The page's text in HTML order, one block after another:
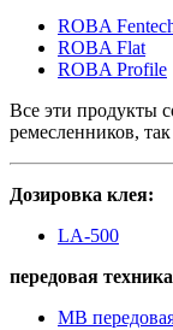
ROBA
ROBA Flat
ROBA Profile
Все эти продукты
ремесленников,
Дозировка клея:
LA-500
передовая
MB